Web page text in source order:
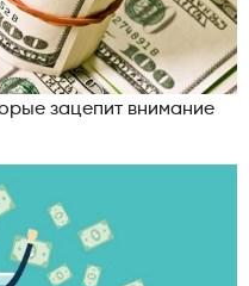
зацепит внимание